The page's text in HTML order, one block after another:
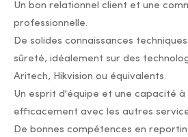
Un bon relationnel client et une
professionnelle.
De solides connaissances
sûreté, idéalement sur des
Aritech, Hikvision ou équivalents.
Un esprit d'équipe et une capacité
efficacement avec les autres
De bonnes compétences en